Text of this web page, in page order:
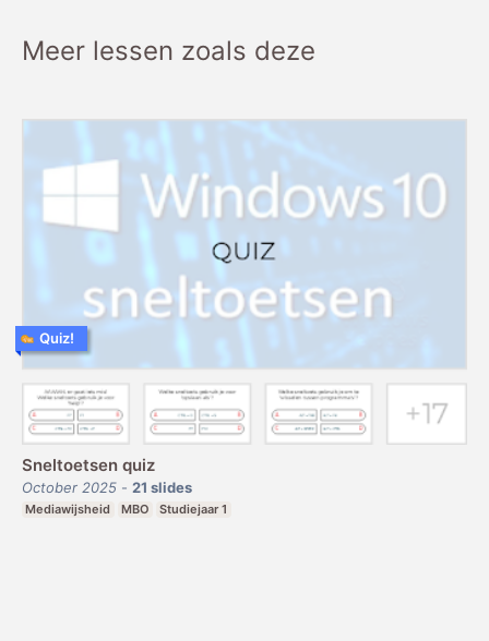
Meer lessen zoals deze
Sneltoetsen quiz
October 2025 - 21 slides
Mediawijsheid MBO Studiejaar 1
Quiz!